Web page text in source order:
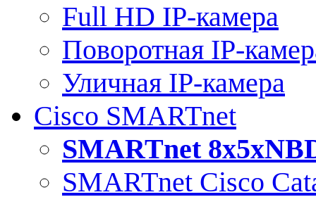
Full HD IP-камера
Поворотная IP-
Уличная IP-камера
Cisco SMARTnet
SMARTnet
SMARTnet Cisco